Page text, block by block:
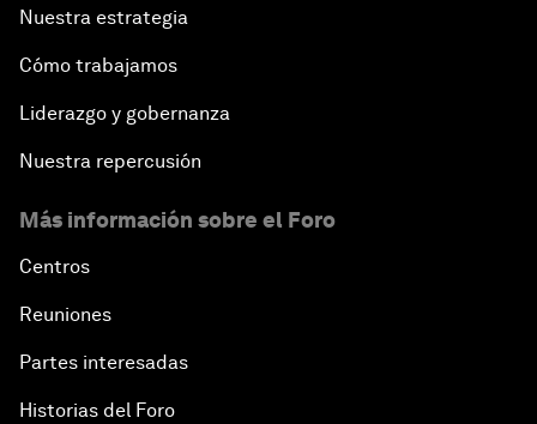
Nuestra estrategia
Cómo trabajamos
Liderazgo y gobernanza
Nuestra repercusión
Más información sobre el Foro
Centros
Reuniones
Partes interesadas
Historias del Foro